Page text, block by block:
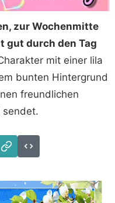
zur Wochenmitte
gut durch den Tag
mit einer lila
bunten Hintergrund
freundlichen
sendet.
Download
Link
Code